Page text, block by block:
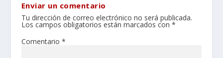
Enviar un comentario
Tu dirección de correo electrónico no será publicada.
Los campos obligatorios están marcados con *
Comentario *